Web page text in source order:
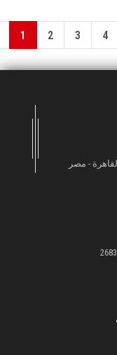
1 2 3 4
- مصر